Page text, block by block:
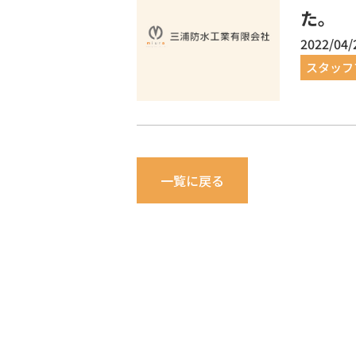
た。
2022/04/
スタッ
一覧に戻る